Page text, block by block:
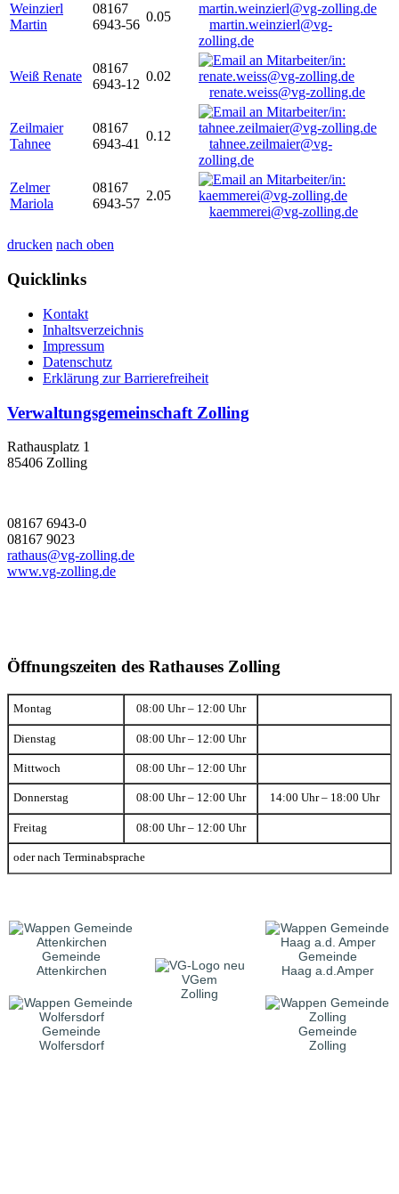
Weinzierl
Martin
08167
6943-56
0.05
martin.weinzierl@vg-
zolling.de
Weiß Renate
08167
6943-12
0.02
renate.weiss@vg-zolling.de
Zeilmaier
Tahnee
08167
6943-41
0.12
tahnee.zeilmaier@vg-
zolling.de
Zelmer
Mariola
08167
6943-57
2.05
kaemmerei@vg-zolling.de
drucken nach oben
Quicklinks
Kontakt
Inhaltsverzeichnis
Impressum
Datenschutz
Erklärung zur Barrierefreiheit
Verwaltungsgemeinschaft Zolling
Rathausplatz 1
85406 Zolling
08167 6943-0
08167 9023
rathaus@vg-zolling.de
www.vg-zolling.de
Öffnungszeiten des Rathauses Zolling
Montag 08:00 Uhr – 12:00 Uhr
Dienstag 08:00 Uhr – 12:00 Uhr
Mittwoch 08:00 Uhr – 12:00 Uhr
Donnerstag 08:00 Uhr – 12:00 Uhr 14:00 Uhr – 18:00 Uhr
Freitag 08:00 Uhr – 12:00 Uhr
oder nach Terminabsprache
Gemeinde
Attenkirchen
VGem
Zolling
Gemeinde
Haag a.d.Amper
Gemeinde
Wolfersdorf
Gemeinde
Zolling